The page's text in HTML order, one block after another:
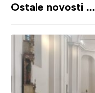
Ostale novosti ...